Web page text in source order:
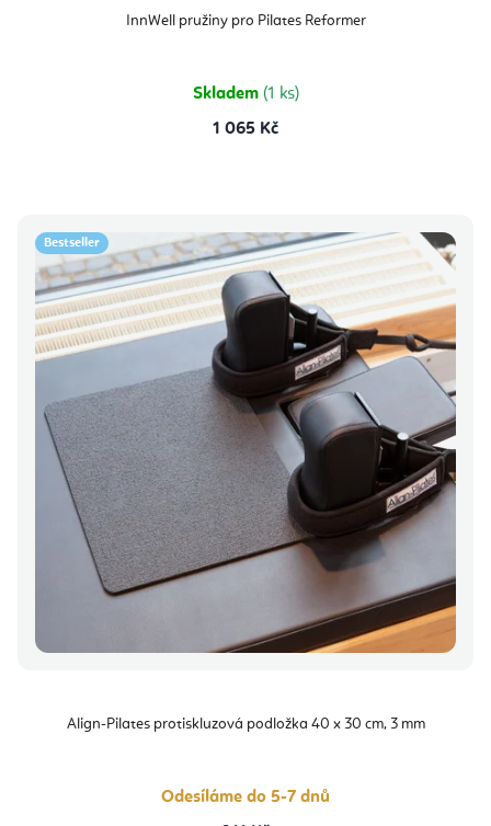
InnWell pružiny pro Pilates Reformer
Skladem (1 ks)
1 065 Kč
Bestseller
Align-Pilates protiskluzová podložka 40 x 30 cm, 3 mm
Odesíláme do 5-7 dnů